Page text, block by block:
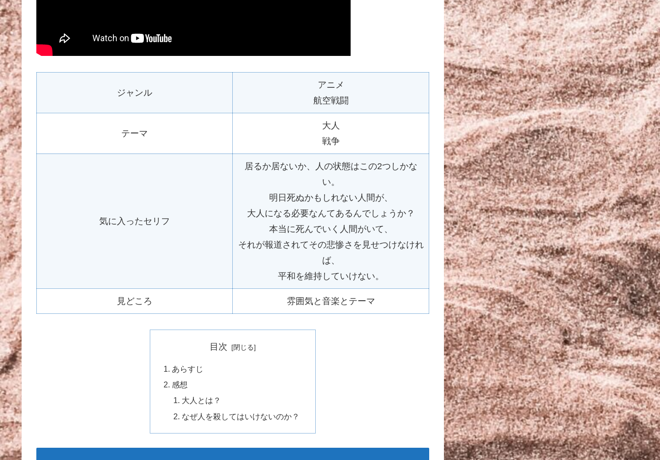
ジャンル
アニメ
航空戦闘
テーマ
大人
戦争
気に入ったセリフ
居るか居ないか、人の状態はこの2つしかな
い。
明日死ぬかもしれない人間が、
大人になる必要なんてあるんでしょうか？
本当に死んでいく人間がいて、
それが報道されてその悲惨さを見せつけなけれ
ば、
平和を維持していけない。
見どころ 雰囲気と音楽とテーマ
目次
あらすじ
感想
大人とは？
なぜ人を殺してはいけないのか？